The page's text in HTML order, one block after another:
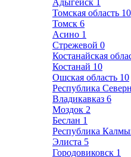
Адыгейск 1
Томская область 10
Томск 6
Асино 1
Стрежевой 0
Костанайская
Костанай 10
Ошская область 10
Республика
Владикавказ 6
Моздок 2
Беслан 1
Республика
Элиста 5
Городовиковск 1